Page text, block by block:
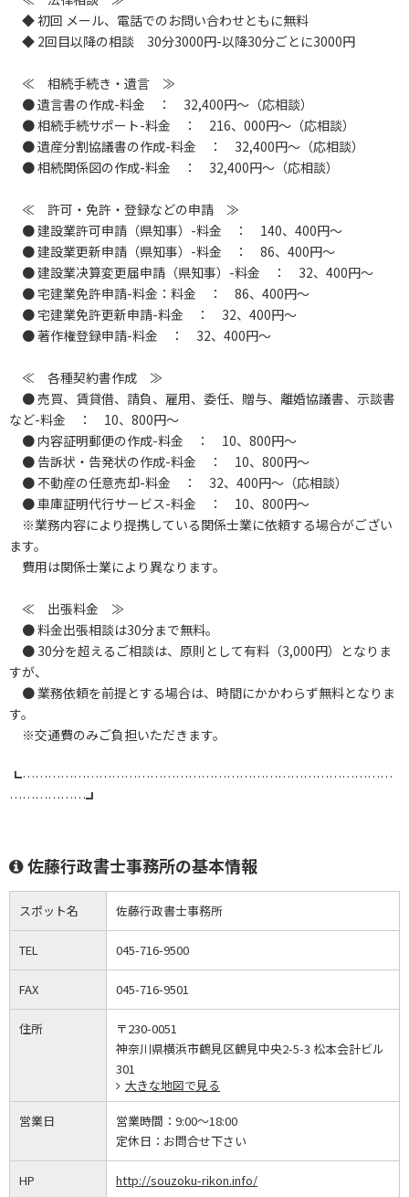
◆ 初回 メール、電話でのお問い合わせともに無料
◆ 2回目以降の相談 30分3000円-以降30分ごとに3000円
≪ 相続手続き・遺言 ≫
● 遺言書の作成-料金 ： 32,400円～（応相談）
● 相続手続サポート-料金 ： 216、000円～（応相談）
● 遺産分割協議書の作成-料金 ： 32,400円～（応相談）
● 相続関係図の作成-料金 ： 32,400円～（応相談）
≪ 許可・免許・登録などの申請 ≫
● 建設業許可申請（県知事）-料金 ： 140、400円～
● 建設業更新申請（県知事）-料金 ： 86、400円～
● 建設業决算変更届申請（県知事）-料金 ： 32、400円～
● 宅建業免許申請-料金：料金 ： 86、400円～
● 宅建業免許更新申請-料金 ： 32、400円～
● 著作権登録申請-料金 ： 32、400円～
≪ 各種契約書作成 ≫
● 売買、賃貸借、請負、雇用、委任、贈与、離婚協議書、示談書
など-料金 ： 10、800円～
● 内容証明郵便の作成-料金 ： 10、800円～
● 告訴状・告発状の作成-料金 ： 10、800円～
● 不動産の任意売却-料金 ： 32、400円～（応相談）
● 車庫証明代行サービス-料金 ： 10、800円～
※業務内容により提携している関係士業に依頼する場合がござい
ます。
費用は関係士業により異なります。
≪ 出張料金 ≫
● 料金出張相談は30分まで無料。
● 30分を超えるご相談は、原則として有料（3,000円）となりま
すが、
● 業務依頼を前提とする場合は、時間にかかわらず無料となりま
す。
※交通費のみご負担いただきます。
┗……………………………………………………………………………
………………┛
佐藤行政書士事務所の基本情報
スポット名 佐藤行政書士事務所
TEL 045-716-9500
FAX 045-716-9501
住所
〒230-0051
神奈川県横浜市鶴見区鶴見中央2-5-3 松本会計ビル
301
大きな地図で見る
営業日 営業時間： 9:00～18:00
定休日： お問合せ下さい
HP http://souzoku-rikon.info/